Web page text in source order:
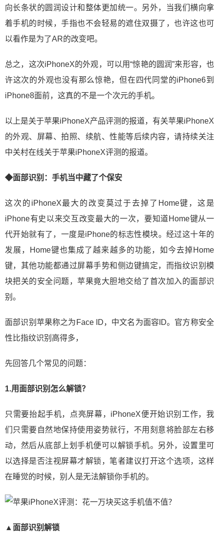
向长条状的圆润设计和整体更加统一。另外，当我们横向拿
着手机的时候，手指也不会轻易的遮住双摄了，也许这也可
以看作是为了AR的改变吧。
总之，这次iPhoneX的外观，可以用“惊艳的圆润”来形容，也
许这次的外观也没有那么惊艳，但在四代同堂的iPhone6到
iPhone8面前，这真的不是一个次元的手机。
以上是关于苹果iPhoneX产品评测的报道，有关苹果iPhoneX
的外观、屏幕、拍照、续航、性能等后续内容，请持续关注
中关村在线关于苹果iPhoneX评测的报道。
◆面部识别：手机当中藏了个保安
这次的iPhoneX最大的改变莫过于去掉了Home键，这是
iPhone有史以来交互改变最大的一次，要知道Home键从一
代开始就有了，一度是iPhone的标志性模块。经过这十年的
发展，Home键也集成了越来越多的功能，如今去掉Home
键，其他功能都通过屏幕手势和侧边键搞定，而指纹识别模
块把关的安全问题，苹果竟大胆地交给了首次加入的面部识
别。
面部识别苹果称之为Face ID，中文名为面容ID。官方称安全
性比指纹识别高得多，
先回答几个常见的问题：
1.用面部识别怎么解锁？
只需要抬起手机，点亮屏幕，iPhoneX便开始识别工作，我
们只需要自然地保持使用姿势就行，不用刻意将脸部左右移
动，然后从底部上划手机便可以解锁手机。另外，设置里可
以选择是否注视屏幕才解锁，笔者建议打开这个选项，这样
在睡觉的时候，别人是无法解锁你手机的。
▲面部识别解锁